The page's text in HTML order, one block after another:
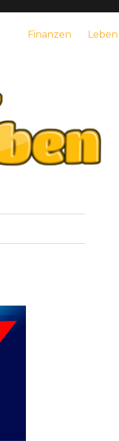
Finanzen Leben